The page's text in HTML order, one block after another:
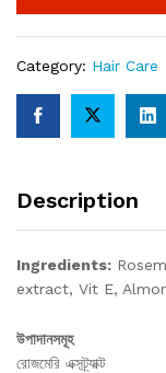
Hair
fall
Category: Hair Care
Description
Ingredients:
extract, Vit E,
উপাদানসমূহ
রোজমেরি এক্সট্র্যাক্ট